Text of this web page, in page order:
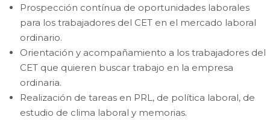
Prospección contínua de oportunidades laborales
para los trabajadores del CET en el mercado laboral
ordinario.
Orientación y acompañamiento a los trabajadores del
CET que quieren buscar trabajo en la empresa
ordinaria.
Realización de tareas en PRL, de política laboral, de
estudio de clima laboral y memorias.